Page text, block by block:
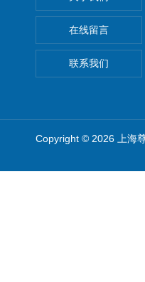
在线留言
联系我们
Copyright © 2026 上海